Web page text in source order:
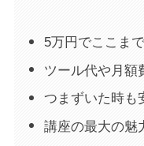
5万円でここま
ツール代や月額
つまずいた時も
講座の最大の魅